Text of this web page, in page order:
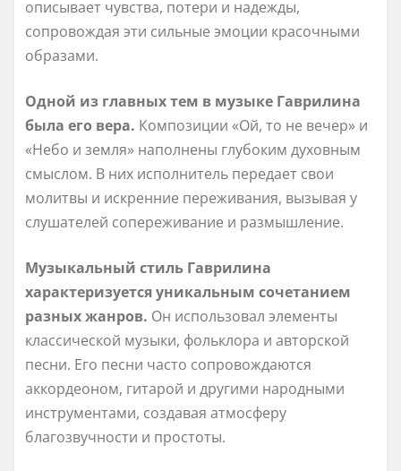
описывает чувства, потери и надежды,
сопровождая эти сильные эмоции красочными
образами.
Одной из главных тем в музыке Гаврилина
была его вера. Композиции «Ой, то не вечер» и
«Небо и земля» наполнены глубоким духовным
смыслом. В них исполнитель передает свои
молитвы и искренние переживания, вызывая у
слушателей сопереживание и размышление.
Музыкальный стиль Гаврилина
характеризуется уникальным сочетанием
разных жанров. Он использовал элементы
классической музыки, фольклора и авторской
песни. Его песни часто сопровождаются
аккордеоном, гитарой и другими народными
инструментами, создавая атмосферу
благозвучности и простоты.